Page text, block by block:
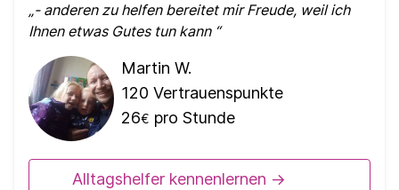
- anderen zu helfen bereitet mir Freude, weil ich
Ihnen etwas Gutes tun kann
Martin W.
120 Vertrauenspunkte
26€ pro Stunde
Alltagshelfer kennenlernen ->